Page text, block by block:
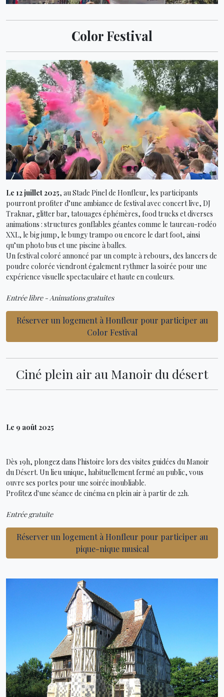
Color Festival
Le 12 juillet 2025, au Stade Pinel de Honfleur, les participants
pourront profiter d’une ambiance de festival avec concert live, DJ
Traknar, glitter bar, tatouages éphémères, food trucks et diverses
animations : structures gonflables géantes comme le taureau-rodéo
XXL, le big jump, le bungy trampo ou encore le dart foot, ainsi
qu’un photo bus et une piscine à balles.
Un festival coloré annoncé par un compte à rebours, des lancers de
poudre colorée viendront également rythmer la soirée pour une
expérience visuelle spectaculaire et haute en couleurs.
Entrée libre - Animations gratuites
Réserver un logement à Honfleur pour participer au
Color Festival
Ciné plein air au Manoir du désert
Le 9 août 2025
Dès 19h, plongez dans l'histoire lors des visites guidées du Manoir
du Désert. Un lieu unique, habituellement fermé au public, vous
ouvre ses portes pour une soirée inoubliable.
Profitez d'une séance de cinéma en plein air à partir de 22h.
Entrée gratuite
Réserver un logement à Honfleur pour participer au
pique-nique musical